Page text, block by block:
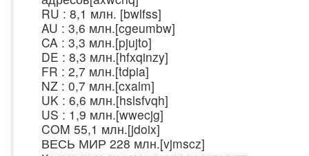
RU : 8,1 млн. [bwlfss]
AU : 3,6 млн.[cgeumbw]
CA : 3,3 млн.[pjujto]
DE : 8,3 млн.[hfxqinzy]
FR : 2,7 млн.[tdpia]
NZ : 0,7 млн.[cxalm]
UK : 6,6 млн.[hslsfvqh]
US : 1,9 млн.[wwecjg]
COM 55,1 млн.[jdoix]
ВЕСЬ МИР 228 млн.[vjmscz]